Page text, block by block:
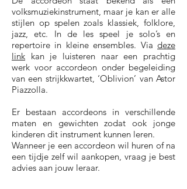
volksmuziekinstrument, maar je kan er alle
stijlen op spelen zoals klassiek, folklore,
jazz, etc. In de les speel je solo’s en
repertoire in kleine ensembles. Viadeze
link kan je luisteren naar een prachtig
werk voor accordeon onder begeleiding
van een strijkkwartet, ‘Oblivion’ van Astor
Piazzolla.
Er bestaan accordeons in verschillende
maten en gewichten zodat ook jonge
kinderen dit instrument kunnen leren.
Wanneer je een accordeon wil huren of na
een tijdje zelf wil aankopen, vraag je best
advies aan jouw leraar.